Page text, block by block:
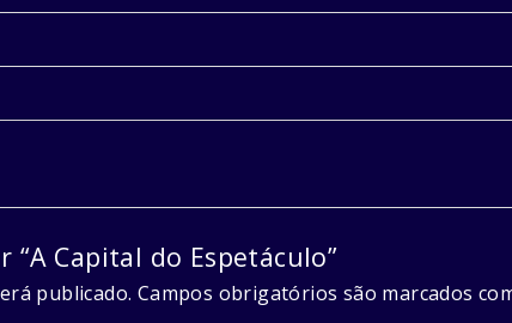
Capital do Espetáculo”
publicado. Campos obrigatórios são marcados